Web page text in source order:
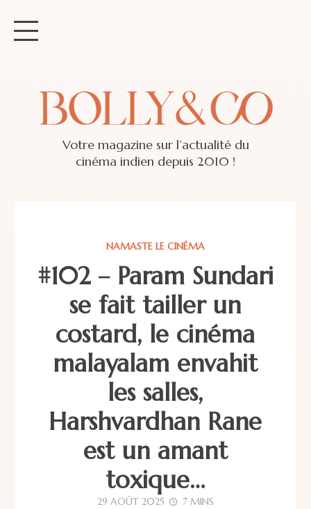
Votre magazine sur l’actualité du
cinéma indien depuis 2010 !
NAMASTE LE CINÉMA
#102 – Param Sundari
se fait tailler un
costard, le cinéma
malayalam envahit
les salles,
Harshvardhan Rane
est un amant
toxique…
29 AOÛT 2025 7 MINS